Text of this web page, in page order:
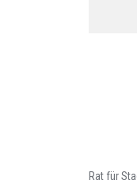
Rat für